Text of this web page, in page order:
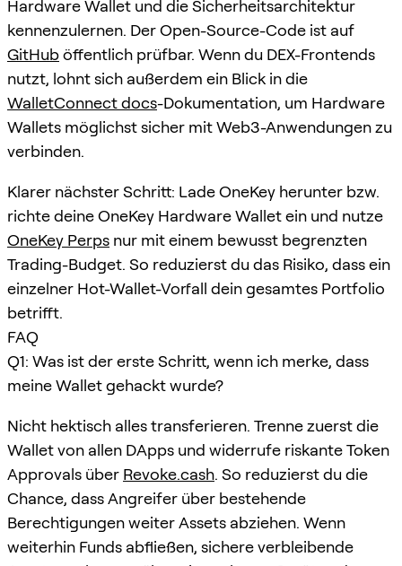
Hardware Wallet und die Sicherheitsarchitektur
kennenzulernen. Der Open-Source-Code ist auf
GitHuböffentlich prüfbar. Wenn du DEX-Frontends
nutzt, lohnt sich außerdem ein Blick in die
WalletConnect docs-Dokumentation, um Hardware
Wallets möglichst sicher mit Web3-Anwendungen zu
verbinden.
Klarer nächster Schritt: Lade OneKey herunter bzw.
richte deine OneKey Hardware Wallet ein und nutze
OneKey Perps nur mit einem bewusst begrenzten
Trading-Budget. So reduzierst du das Risiko, dass ein
einzelner Hot-Wallet-Vorfall dein gesamtes Portfolio
betrifft.
FAQ
Q1: Was ist der erste Schritt, wenn ich merke, dass
meine Wallet gehackt wurde?
Nicht hektisch alles transferieren. Trenne zuerst die
Wallet von allen DApps und widerrufe riskante Token
Approvals über Revoke.cash. So reduzierst du die
Chance, dass Angreifer über bestehende
Berechtigungen weiter Assets abziehen. Wenn
weiterhin Funds abfließen, sichere verbleibende